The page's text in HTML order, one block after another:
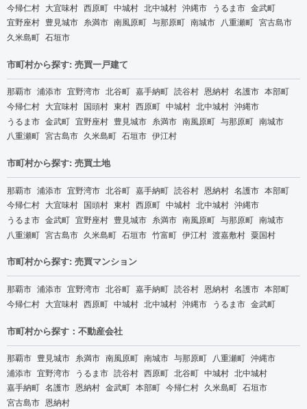
今帰仁村 大宜味村 西原町 中城村 北中城村 沖縄市 うるま市 金武町
宜野座村 豊見城市 糸満市 南風原町 与那原町 南城市 八重瀬町 宮古島市
久米島町 石垣市
市町村から探す: 売買一戸建て
那覇市 浦添市 宜野湾市 北谷町 嘉手納町 読谷村 恩納村 名護市 本部町
今帰仁村 大宜味村 国頭村 東村 西原町 中城村 北中城村 沖縄市
うるま市 金武町 宜野座村 豊見城市 糸満市 南風原町 与那原町 南城市
八重瀬町 宮古島市 久米島町 石垣市 伊江村
市町村から探す: 売買土地
那覇市 浦添市 宜野湾市 北谷町 嘉手納町 読谷村 恩納村 名護市 本部町
今帰仁村 大宜味村 国頭村 東村 西原町 中城村 北中城村 沖縄市
うるま市 金武町 宜野座村 豊見城市 糸満市 南風原町 与那原町 南城市
八重瀬町 宮古島市 久米島町 石垣市 竹富町 伊江村 渡嘉敷村 粟国村
市町村から探す: 売買マンション
那覇市 浦添市 宜野湾市 北谷町 嘉手納町 読谷村 恩納村 名護市 本部町
今帰仁村 大宜味村 西原町 中城村 北中城村 沖縄市 うるま市 金武町
市町村から探す：不動産会社
那覇市 豊見城市 糸満市 南風原町 南城市 与那原町 八重瀬町 沖縄市
浦添市 宜野湾市 うるま市 読谷村 西原町 北谷町 中城村 北中城村
嘉手納町 名護市 恩納村 金武町 本部町 今帰仁村 久米島町 石垣市
宮古島市 恩納村